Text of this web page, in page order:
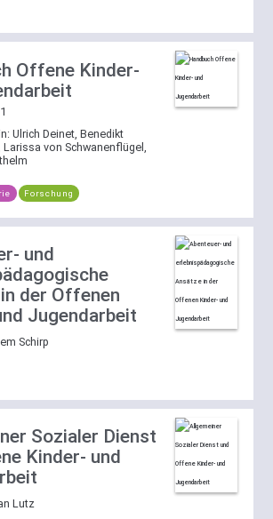
Offene Kinder-
Ulrich Deinet, Benedikt
Larissa von Schwanenflügel,
Forschung
und
der Offenen
Jugendarbeit
Schirp
Sozialer Dienst
Kinder- und
Lutz